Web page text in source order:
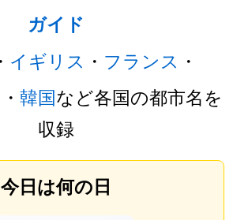
ガイド
・ イギリス ・ フランス ・
・ 韓国など各国の都市名を
収録
今日は何の日